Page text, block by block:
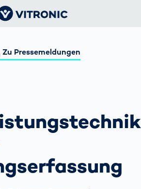
Zu Pressemeldungen